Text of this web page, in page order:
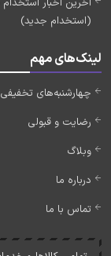
(استخدام جدید)
لینک‌های مهم
چهارشنبه‌های تخفیفی
رضایت و قبولی
وبلاگ
درباره ما
تماس با ما